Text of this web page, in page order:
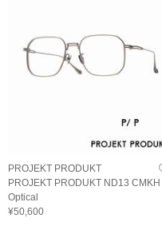
PROJEKT PRODUKT
PROJEKT PRODUKT ND13 CMKH
Optical
¥50,600